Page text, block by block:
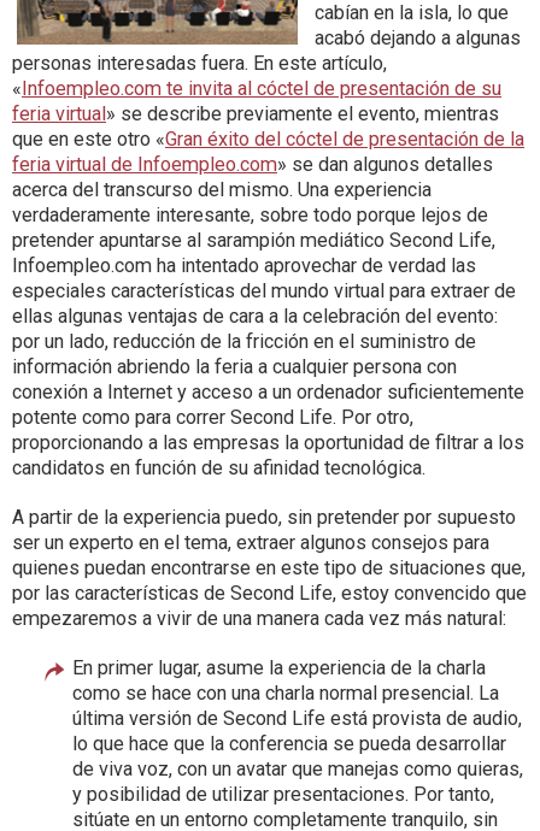
cabían en la isla, lo que
acabó dejando a algunas
personas interesadas fuera. En este artículo,
«Infoempleo.com te invita al cóctel de presentación de su
feria virtual» se describe previamente el evento, mientras
que en este otro «Gran éxito del cóctel de presentación de la
feria virtual de Infoempleo.com» se dan algunos detalles
acerca del transcurso del mismo. Una experiencia
verdaderamente interesante, sobre todo porque lejos de
pretender apuntarse al sarampión mediático Second Life,
Infoempleo.com ha intentado aprovechar de verdad las
especiales características del mundo virtual para extraer de
ellas algunas ventajas de cara a la celebración del evento:
por un lado, reducción de la fricción en el suministro de
información abriendo la feria a cualquier persona con
conexión a Internet y acceso a un ordenador suficientemente
potente como para correr Second Life. Por otro,
proporcionando a las empresas la oportunidad de filtrar a los
candidatos en función de su afinidad tecnológica.
A partir de la experiencia puedo, sin pretender por supuesto
ser un experto en el tema, extraer algunos consejos para
quienes puedan encontrarse en este tipo de situaciones que,
por las características de Second Life, estoy convencido que
empezaremos a vivir de una manera cada vez más natural:
En primer lugar, asume la experiencia de la charla
como se hace con una charla normal presencial. La
última versión de Second Life está provista de audio,
lo que hace que la conferencia se pueda desarrollar
de viva voz, con un avatar que manejas como quieras,
y posibilidad de utilizar presentaciones. Por tanto,
sitúate en un entorno completamente tranquilo, sin